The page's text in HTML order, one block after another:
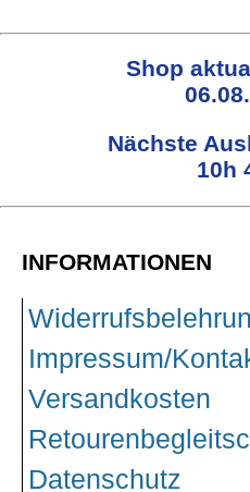
Shop
Nächste
10h
INFORMATIONEN
Impressum/
Versandkosten
Datenschutz